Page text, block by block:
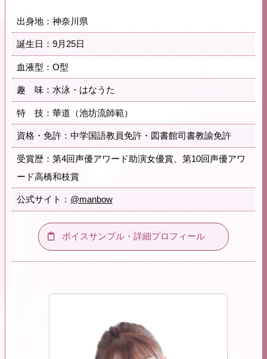
出身地：神奈川県
誕生日：9月25日
血液型：O型
趣 味：水泳・はなうた
特 技：華道（池坊流師範）
資格・免許：中学国語教員免許・図書館司書教諭免許
受賞歴：第4回声優アワード助演女優賞、第10回声優アワ
ード高橋和枝賞
公式サイト： @manbow
ボイスサンプル・詳細プロフィール